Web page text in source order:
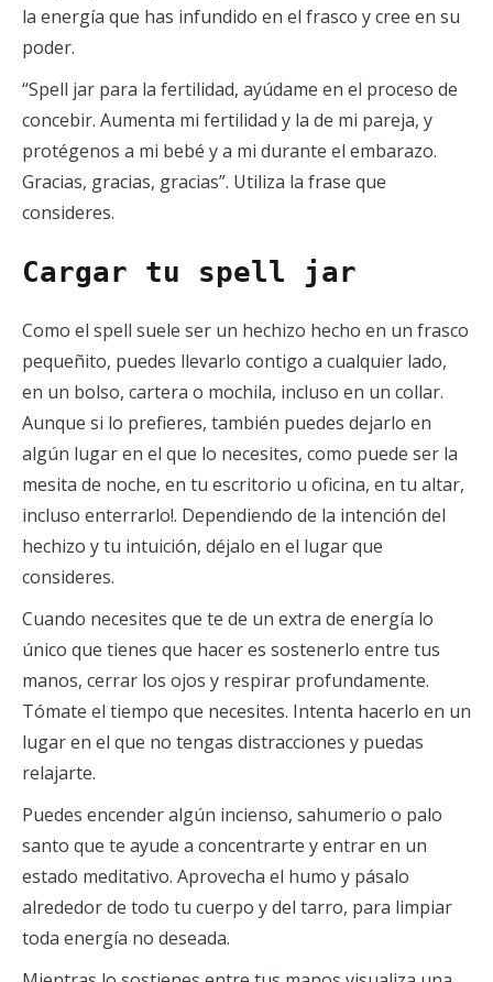
la energía que has infundido en el frasco y cree en su
poder.
“Spell jar para la fertilidad, ayúdame en el proceso de
concebir. Aumenta mi fertilidad y la de mi pareja, y
protégenos a mi bebé y a mi durante el embarazo.
Gracias, gracias, gracias”. Utiliza la frase que
consideres.
Cargar tu spell jar
Como el spell suele ser un hechizo hecho en un frasco
pequeñito, puedes llevarlo contigo a cualquier lado,
en un bolso, cartera o mochila, incluso en un collar.
Aunque si lo prefieres, también puedes dejarlo en
algún lugar en el que lo necesites, como puede ser la
mesita de noche, en tu escritorio u oficina, en tu altar,
incluso enterrarlo!. Dependiendo de la intención del
hechizo y tu intuición, déjalo en el lugar que
consideres.
Cuando necesites que te de un extra de energía lo
único que tienes que hacer es sostenerlo entre tus
manos, cerrar los ojos y respirar profundamente.
Tómate el tiempo que necesites. Intenta hacerlo en un
lugar en el que no tengas distracciones y puedas
relajarte.
Puedes encender algún incienso, sahumerio o palo
santo que te ayude a concentrarte y entrar en un
estado meditativo. Aprovecha el humo y pásalo
alrededor de todo tu cuerpo y del tarro, para limpiar
toda energía no deseada.